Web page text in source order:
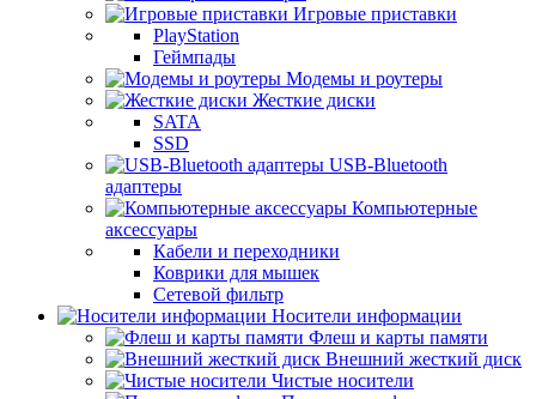
Игровые приставки
PlayStation
Геймпады
Модемы и роутеры
Жесткие диски
SATA
SSD
USB-Bluetooth
адаптеры
Компьютерные
аксессуары
Кабели и переходники
Коврики для мышек
Сетевой фильтр
Носители информации
Флеш и карты памяти
Внешний жесткий диск
Чистые носители